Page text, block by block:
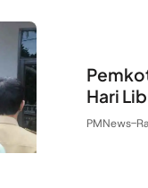
Hari
PMNews-